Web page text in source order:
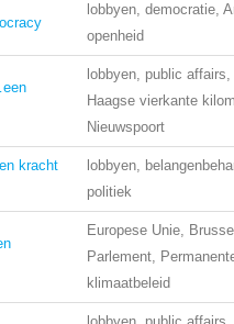
lobbyen, democratie,
openheid
lobbyen, public
Haagse vierkante
Nieuwspoort
kracht
lobbyen,
politiek
Europese Unie,
Parlement,
klimaatbeleid